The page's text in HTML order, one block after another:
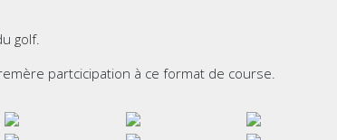
golf.
partcicipation à ce format de course.